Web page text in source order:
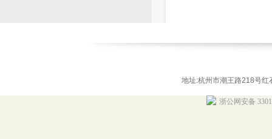
地址:杭州市潮王路218号
浙公网安备